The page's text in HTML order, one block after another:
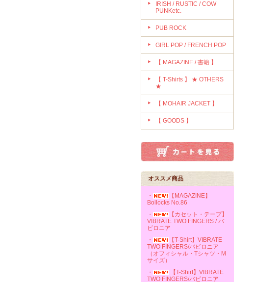
IRISH / RUSTIC / COW
PUNKetc.
PUB ROCK
GIRL POP / FRENCH POP
【 MAGAZINE / 書籍 】
【 T-Shirts 】 ★ OTHERS
★
【 MOHAIR JACKET 】
【 GOODS 】
オススメ商品
・
【MAGAZINE】
Bollocks No.86
・
【カセット・テープ】
VIBRATE TWO FINGERS / バ
ビロニア
・
【T-Shirt】VIBRATE
TWO FINGERS/バビロニア
（オフィシャル・Tシャツ・M
サイズ）
・
【T-Shirt】VIBRATE
TWO FINGERS/バビロニア